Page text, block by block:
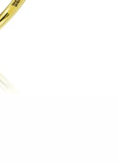
Elegance.